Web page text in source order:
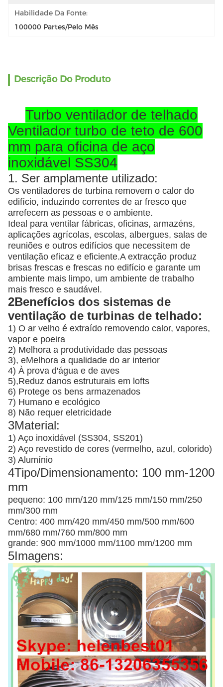
Habilidade Da Fonte:
100000 Partes/pelo Mês
Descrição Do Produto
Turbo ventilador de telhado
Ventilador turbo de teto de 600
mm para oficina de aço
inoxidável SS304
1. Ser amplamente utilizado:
Os ventiladores de turbina removem o calor do
edifício, induzindo correntes de ar fresco que
arrefecem as pessoas e o ambiente.
Ideal para ventilar fábricas, oficinas, armazéns,
aplicações agrícolas, escolas, albergues, salas de
reuniões e outros edifícios que necessitem de
ventilação eficaz e eficiente.A extracção produz
brisas frescas e frescas no edifício e garante um
ambiente mais limpo, um ambiente de trabalho
mais fresco e saudável.
2Benefícios dos sistemas de
ventilação de turbinas de telhado:
1) O ar velho é extraído removendo calor, vapores,
vapor e poeira
2) Melhora a produtividade das pessoas
3), eMelhora a qualidade do ar interior
4) À prova d'água e de aves
5),Reduz danos estruturais em lofts
6) Protege os bens armazenados
7) Humano e ecológico
8) Não requer eletricidade
3Material:
1) Aço inoxidável (SS304, SS201)
2) Aço revestido de cores (vermelho, azul, colorido)
3) Alumínio
4Tipo/Dimensionamento: 100 mm-1200
mm
pequeno: 100 mm/120 mm/125 mm/150 mm/250
mm/300 mm
Centro: 400 mm/420 mm/450 mm/500 mm/600
mm/680 mm/760 mm/800 mm
grande: 900 mm/1000 mm/1100 mm/1200 mm
5Imagens: